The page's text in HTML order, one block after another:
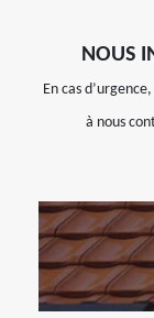
NOUS
En cas
à nous